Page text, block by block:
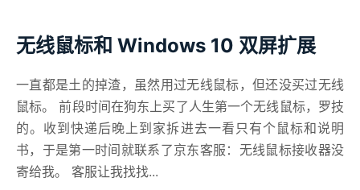
无线鼠标和 Windows 10 双屏扩展
一直都是土的掉渣，虽然用过无线鼠标，但还没买过无线
鼠标。 前段时间在狗东上买了人生第一个无线鼠标，罗技
的。收到快递后晚上到家拆进去一看只有个鼠标和说明
书，于是第一时间就联系了京东客服：无线鼠标接收器没
寄给我。 客服让我找找...